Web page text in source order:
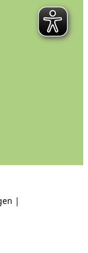
|